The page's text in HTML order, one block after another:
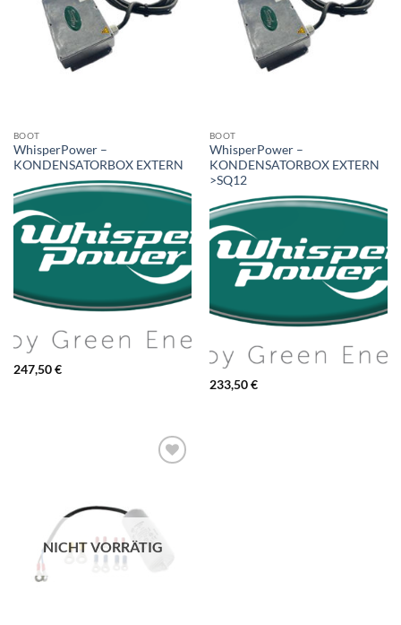
BOOT
WhisperPower –
KONDENSATORBOX EXTERN
247,50€
BOOT
WhisperPower –
KONDENSATORBOX EXTERN
>SQ12
233,50€
NICHT VORRÄTIG